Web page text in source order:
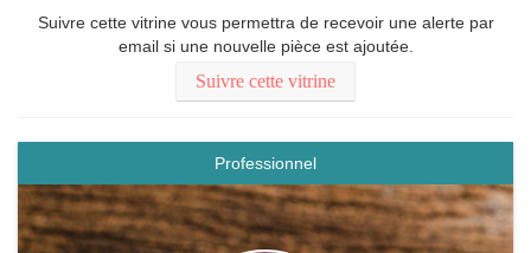
Suivre cette vitrine vous permettra de recevoir une alerte par
email si une nouvelle pièce est ajoutée.
Suivre cette vitrine
Professionnel